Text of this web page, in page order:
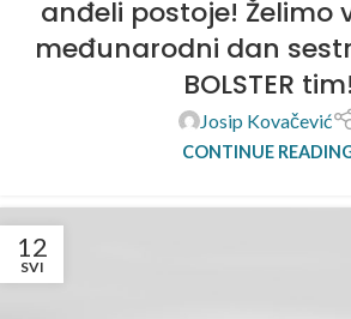
anđeli postoje! Želimo
međunarodni dan
BOLSTER tim!
Josip Kovačević
CONTINUE
12
SVI